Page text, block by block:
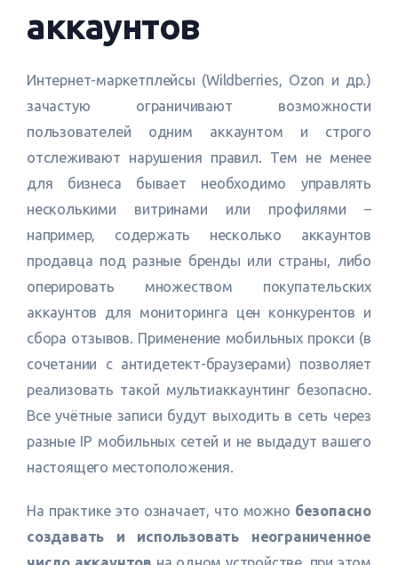
аккаунтов
Интернет-маркетплейсы (Wildberries, Ozon и др.)
зачастую ограничивают возможности
пользователей одним аккаунтом и строго
отслеживают нарушения правил. Тем не менее
для бизнеса бывает необходимо управлять
несколькими витринами или профилями –
например, содержать несколько аккаунтов
продавца под разные бренды или страны, либо
оперировать множеством покупательских
аккаунтов для мониторинга цен конкурентов и
сбора отзывов. Применение мобильных прокси (в
сочетании с антидетект-браузерами) позволяет
реализовать такой мультиаккаунтинг безопасно.
Все учётные записи будут выходить в сеть через
разные IP мобильных сетей и не выдадут вашего
настоящего местоположения.
На практике это означает, что можно безопасно
создавать и использовать неограниченное